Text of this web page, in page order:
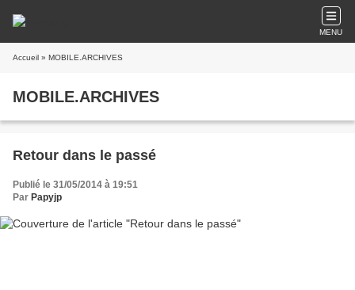
MENU
Accueil » MOBILE.ARCHIVES
MOBILE.ARCHIVES
Retour dans le passé
Publié le 31/05/2014 à 19:51
Par Papyjp